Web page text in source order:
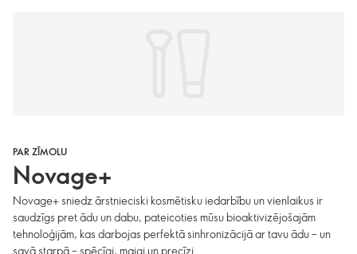
PAR ZĪMOLU
Novage+
Novage+ sniedz ārstnieciski kosmētisku iedarbību un vienlaikus ir
saudzīgs pret ādu un dabu, pateicoties mūsu bioaktivizējošajām
tehnoloģijām, kas darbojas perfektā sinhronizācijā ar tavu ādu – un
savā starpā – spēcīgi, maigi un precīzi.